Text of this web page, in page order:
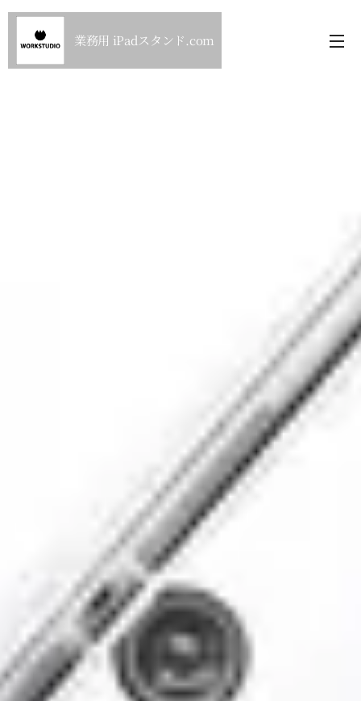
業務用 iPadスタンド.com